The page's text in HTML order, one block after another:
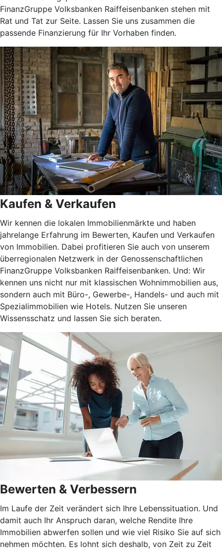
FinanzGruppe Volksbanken Raiffeisenbanken stehen mit
Rat und Tat zur Seite. Lassen Sie uns zusammen die
passende Finanzierung für Ihr Vorhaben finden.
Kaufen & Verkaufen
Wir kennen die lokalen Immobilienmärkte und haben
jahrelange Erfahrung im Bewerten, Kaufen und Verkaufen
von Immobilien. Dabei profitieren Sie auch von unserem
überregionalen Netzwerk in der Genossenschaftlichen
FinanzGruppe Volksbanken Raiffeisenbanken. Und: Wir
kennen uns nicht nur mit klassischen Wohnimmobilien aus,
sondern auch mit Büro-, Gewerbe-, Handels- und auch mit
Spezialimmobilien wie Hotels. Nutzen Sie unseren
Wissensschatz und lassen Sie sich beraten.
Bewerten & Verbessern
Im Laufe der Zeit verändert sich Ihre Lebenssituation. Und
damit auch Ihr Anspruch daran, welche Rendite Ihre
Immobilien abwerfen sollen und wie viel Risiko Sie auf sich
nehmen möchten. Es lohnt sich deshalb, von Zeit zu Zeit